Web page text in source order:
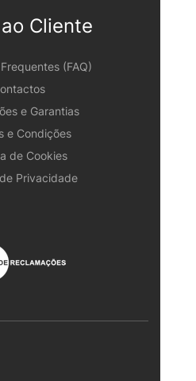
Cliente
(FAQ)
e Garantias
e Condições
de Cookies
Privacidade